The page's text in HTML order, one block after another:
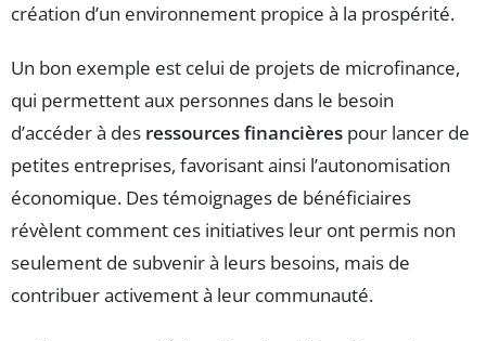
création d’un environnement propice à la prospérité.
Un bon exemple est celui de projets de microfinance,
qui permettent aux personnes dans le besoin
d’accéder à des ressources financières pour lancer de
petites entreprises, favorisant ainsi l’autonomisation
économique. Des témoignages de bénéficiaires
révèlent comment ces initiatives leur ont permis non
seulement de subvenir à leurs besoins, mais de
contribuer activement à leur communauté.